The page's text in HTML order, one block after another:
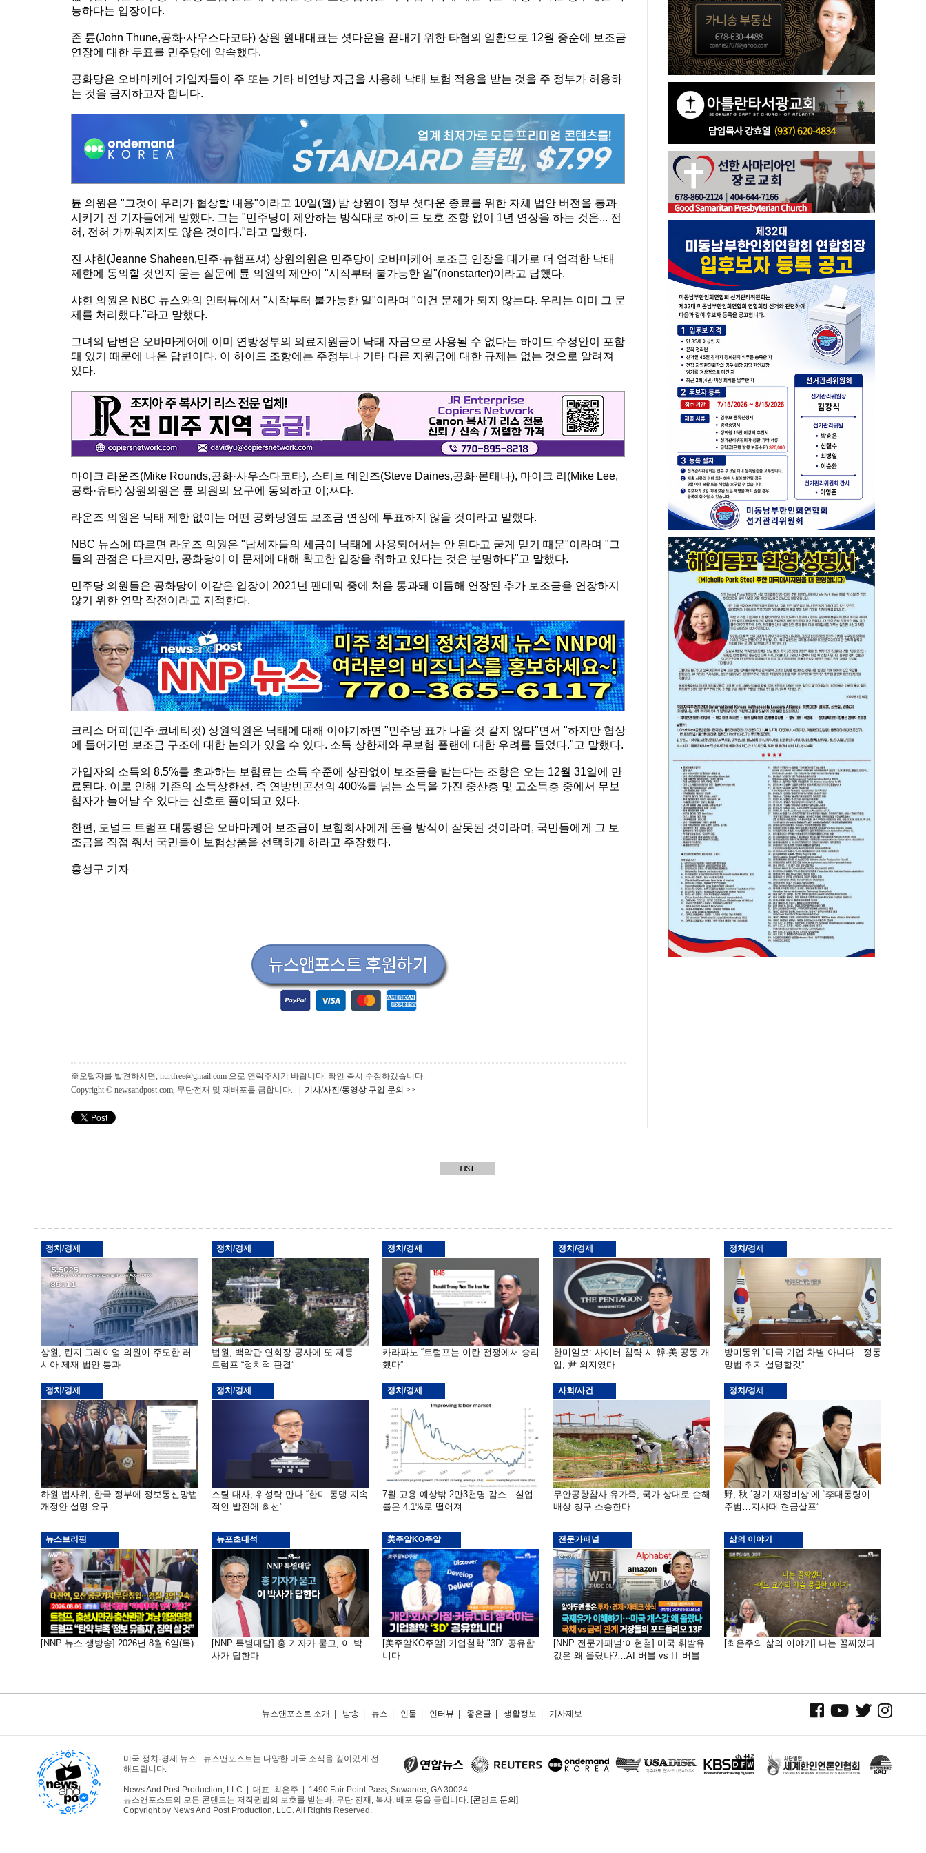
능하다는 입장이다.
존 튠(John Thune,공화·사우스다코타) 상원 원내대표는 셧다운을 끝내기 위한 타협의 일환으로 12월 중순에 보조금
연장에 대한 투표를 민주당에 약속했다.
공화당은 오바마케어 가입자들이 주 또는 기타 비연방 자금을 사용해 낙태 보험 적용을 받는 것을 주 정부가 허용하
는 것을 금지하고자 합니다.
튠 의원은 "그것이 우리가 협상할 내용"이라고 10일(월) 밤 상원이 정부 셧다운 종료를 위한 자체 법안 버전을 통과
시키기 전 기자들에게 말했다. 그는 "민주당이 제안하는 방식대로 하이드 보호 조항 없이 1년 연장을 하는 것은... 전
혀, 전혀 가까워지지도 않은 것이다."라고 말했다.
진 샤힌(Jeanne Shaheen,민주·뉴햄프셔) 상원의원은 민주당이 오바마케어 보조금 연장을 대가로 더 엄격한 낙태
제한에 동의할 것인지 묻는 질문에 튠 의원의 제안이 "시작부터 불가능한 일"(nonstarter)이라고 답했다.
샤힌 의원은 NBC 뉴스와의 인터뷰에서 "시작부터 불가능한 일"이라며 "이건 문제가 되지 않는다. 우리는 이미 그 문
제를 처리했다."라고 말했다.
그녀의 답변은 오바마케어에 이미 연방정부의 의료지원금이 낙태 자금으로 사용될 수 없다는 하이드 수정안이 포함
돼 있기 때문에 나온 답변이다. 이 하이드 조항에는 주정부나 기타 다른 지원금에 대한 규제는 없는 것으로 알려져
있다.
마이크 라운즈(Mike Rounds,공화·사우스다코타), 스티브 데인즈(Steve Daines,공화·몬태나), 마이크 리(Mike Lee,
공화·유타) 상원의원은 튠 의원의 요구에 동의하고 이;ㅆ다.
라운즈 의원은 낙태 제한 없이는 어떤 공화당원도 보조금 연장에 투표하지 않을 것이라고 말했다.
NBC 뉴스에 따르면 라운즈 의원은 "납세자들의 세금이 낙태에 사용되어서는 안 된다고 굳게 믿기 때문"이라며 "그
들의 관점은 다르지만, 공화당이 이 문제에 대해 확고한 입장을 취하고 있다는 것은 분명하다"고 말했다.
민주당 의원들은 공화당이 이같은 입장이 2021년 팬데믹 중에 처음 통과돼 이듬해 연장된 추가 보조금을 연장하지
않기 위한 연막 작전이라고 지적한다.
크리스 머피(민주·코네티컷) 상원의원은 낙태에 대해 이야기하면 "민주당 표가 나올 것 같지 않다"면서 "하지만 협상
에 들어가면 보조금 구조에 대한 논의가 있을 수 있다. 소득 상한제와 무보험 플랜에 대한 우려를 들었다."고 말했다.
가입자의 소득의 8.5%를 초과하는 보험료는 소득 수준에 상관없이 보조금을 받는다는 조항은 오는 12월 31일에 만
료된다. 이로 인해 기존의 소득상한선, 즉 연방빈곤선의 400%를 넘는 소득을 가진 중산층 및 고소득층 중에서 무보
험자가 늘어날 수 있다는 신호로 풀이되고 있다.
한편, 도널드 트럼프 대통령은 오바마케어 보조금이 보험회사에게 돈을 방식이 잘못된 것이라며, 국민들에게 그 보
조금을 직접 줘서 국민들이 보험상품을 선택하게 하라고 주장했다.
홍성구 기자
※오탈자를 발견하시면, hurtfree@gmail.com 으로 연락주시기 바랍니다. 확인 즉시 수정하겠습니다.
Copyright © newsandpost.com, 무단전재 및 재배포를 금합니다. | 기사/사진/동영상 구입 문의 >>
정치/경제
상원, 린지 그레이엄 의원이 주도한 러
시아 제재 법안 통과
정치/경제
법원, 백악관 연회장 공사에 또 제동…
트럼프 “정치적 판결”
정치/경제
카라파노 “트럼프는 이란 전쟁에서 승리
했다”
정치/경제
한미일보: 사이버 침략 시 韓·美 공동 개
입, 尹 의지였다
정치/경제
방미통위 “미국 기업 차별 아니다…정통
망법 취지 설명할것”
정치/경제
하원 법사위, 한국 정부에 정보통신망법
개정안 설명 요구
정치/경제
스틸 대사, 위성락 만나 “한미 동맹 지속
적인 발전에 최선”
정치/경제
7월 고용 예상밖 2만3천명 감소…실업
률은 4.1%로 떨어져
사회/사건
무안공항참사 유가족, 국가 상대로 손해
배상 청구 소송한다
정치/경제
野, 秋 ‘경기 재정비상’에 “李대통령이
주범…지사때 현금살포”
뉴스브리핑
[NNP 뉴스 생방송] 2026년 8월 6일(목)
뉴포초대석
[NNP 특별대담] 홍 기자가 묻고, 이 박
사가 답한다
美주알KO주알
[美주알KO주알] 기업철학 "3D" 공유합
니다
전문가패널
[NNP 전문가패널:이현철] 미국 휘발유
값은 왜 올랐나?…AI 버블 vs IT 버블
삶의 이야기
[최은주의 삶의 이야기] 나는 꼴찌였다
뉴스앤포스트 소개 방송 뉴스 인물 인터뷰 좋은글 생활정보 기사제보
미국 정치·경제 뉴스 - 뉴스앤포스트는 다양한 미국 소식을 깊이있게 전
해드립니다.
News And Post Production, LLC | 대표: 최은주 | 1490 Fair Point Pass, Suwanee, GA 30024
뉴스앤포스트의 모든 콘텐트는 저작권법의 보호를 받는바, 무단 전재, 복사, 배포 등을 금합니다. [콘텐트 문의 ]
Copyright by News And Post Production, LLC. All Rights Reserved.